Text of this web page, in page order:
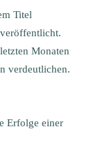
Titel
Monaten
verdeutlichen.
Erfolge einer